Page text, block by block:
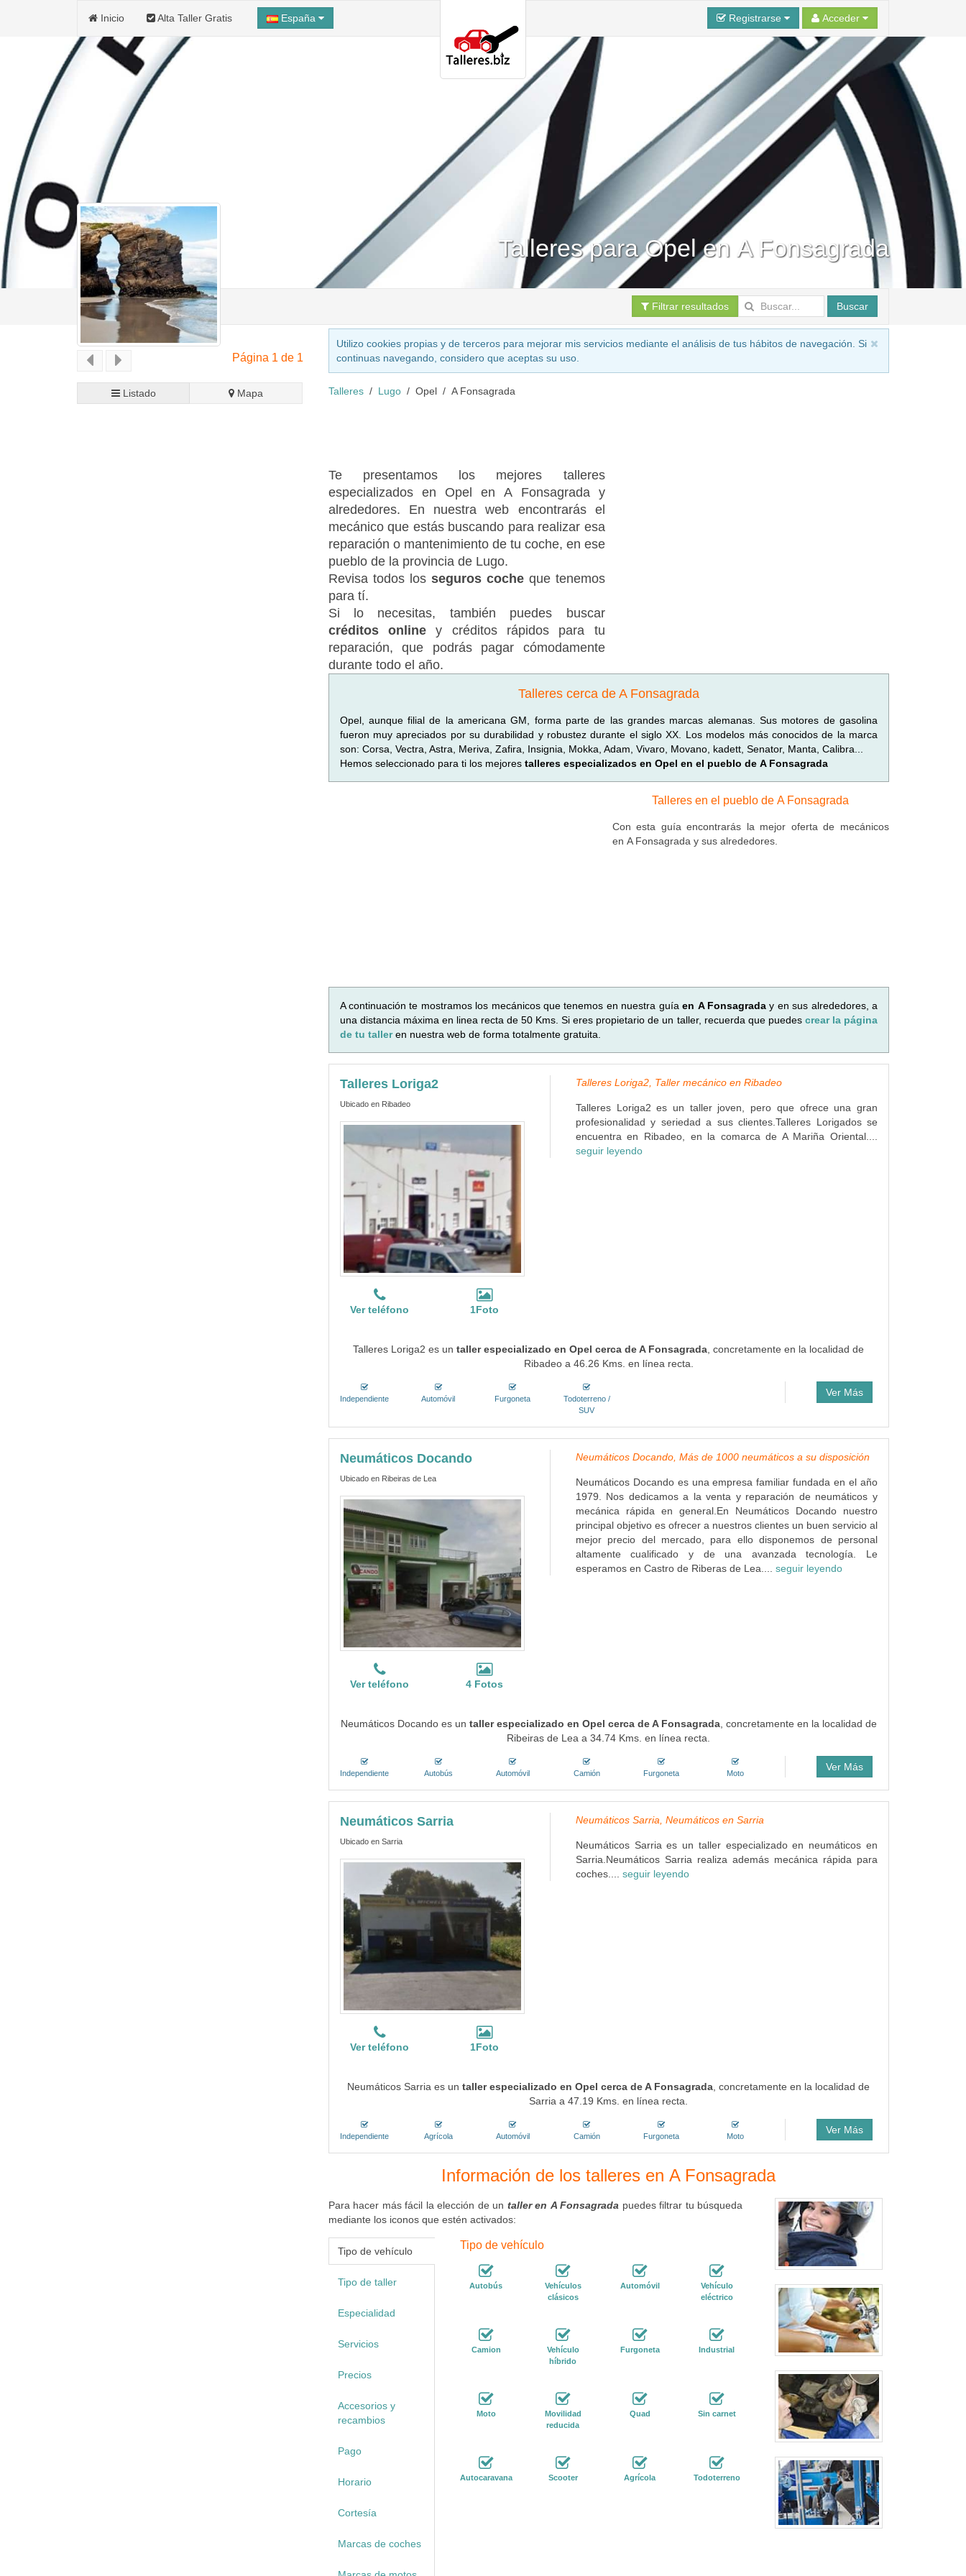
Inicio Alta Taller Gratis España Registrarse Acceder
Talleres para Opel en A Fonsagrada
Filtrar resultados Buscar
Página 1 de 1
Listado Mapa
Utilizo cookies propias y de terceros para mejorar mis servicios mediante el análisis de tus hábitos de navegación. Si
continuas navegando, considero que aceptas su uso.
Talleres Lugo Opel A Fonsagrada
Te presentamos los mejores talleres
especializados en Opel en A Fonsagrada y
alrededores. En nuestra web encontrarás el
mecánico que estás buscando para realizar esa
reparación o mantenimiento de tu coche, en ese
pueblo de la provincia de Lugo.
Revisa todos los seguros cocheque tenemos
para tí.
Si lo necesitas, también puedes buscar
créditos onliney créditos rápidos para tu
reparación, que podrás pagar cómodamente
durante todo el año.
Talleres cerca de A Fonsagrada
Opel, aunque filial de la americana GM, forma parte de las grandes marcas alemanas. Sus motores de gasolina
fueron muy apreciados por su durabilidad y robustez durante el siglo XX. Los modelos más conocidos de la marca
son: Corsa, Vectra, Astra, Meriva, Zafira, Insignia, Mokka, Adam, Vivaro, Movano, kadett, Senator, Manta, Calibra...
Hemos seleccionado para ti los mejores talleres especializados en Opel en el pueblo de A Fonsagrada
Talleres en el pueblo de A Fonsagrada
Con esta guía encontrarás la mejor oferta de mecánicos
en A Fonsagrada y sus alrededores.
A continuación te mostramos los mecánicos que tenemos en nuestra guíaen A Fonsagraday en sus alrededores, a
una distancia máxima en linea recta de 50 Kms. Si eres propietario de un taller, recuerda que puedes crear la página
de tu talleren nuestra web de forma totalmente gratuita.
Talleres Loriga2
Ubicado en Ribadeo
Ver teléfono 1Foto
Talleres Loriga2, Taller mecánico en Ribadeo
Talleres Loriga2 es un taller joven, pero que ofrece una gran
profesionalidad y seriedad a sus clientes.Talleres Lorigados se
encuentra en Ribadeo, en la comarca de A Mariña Oriental....
seguir leyendo
Talleres Loriga2 es untaller especializado en Opel cerca de A Fonsagrada , concretamente en la localidad de
Ribadeo a 46.26 Kms. en línea recta.
Independiente Automóvil Furgoneta
Todoterreno /
SUV
Ver Más
Neumáticos Docando
Ubicado en Ribeiras de Lea
Ver teléfono 4 Fotos
Neumáticos Docando, Más de 1000 neumáticos a su disposición
Neumáticos Docando es una empresa familiar fundada en el año
1979. Nos dedicamos a la venta y reparación de neumáticos y
mecánica rápida en general.En Neumáticos Docando nuestro
principal objetivo es ofrecer a nuestros clientes un buen servicio al
mejor precio del mercado, para ello disponemos de personal
altamente cualificado y de una avanzada tecnología. Le
esperamos en Castro de Riberas de Lea.... seguir leyendo
Neumáticos Docando es un taller especializado en Opel cerca de A Fonsagrada, concretamente en la localidad de
Ribeiras de Lea a 34.74 Kms. en línea recta.
Independiente Autobús Automóvil Camión Furgoneta Moto
Ver Más
Neumáticos Sarria
Ubicado en Sarria
Ver teléfono 1Foto
Neumáticos Sarria, Neumáticos en Sarria
Neumáticos Sarria es un taller especializado en neumáticos en
Sarria.Neumáticos Sarria realiza además mecánica rápida para
coches.... seguir leyendo
Neumáticos Sarria es untaller especializado en Opel cerca de A Fonsagrada , concretamente en la localidad de
Sarria a 47.19 Kms. en línea recta.
Independiente Agrícola Automóvil Camión Furgoneta Moto
Ver Más
Información de los talleres en A Fonsagrada
Para hacer más fácil la elección de un taller en A Fonsagrada puedes filtrar tu búsqueda
mediante los iconos que estén activados:
Tipo de vehículo
Tipo de taller
Especialidad
Servicios
Precios
Accesorios y
recambios
Pago
Horario
Cortesía
Marcas de coches
Tipo de vehículo
Autobús
Vehículos
clásicos
Automóvil
Vehículo
eléctrico
Camion
Vehículo
híbrido
Furgoneta Industrial
Moto
Movilidad
reducida
Quad Sin carnet
Autocaravana Scooter Agrícola Todoterreno